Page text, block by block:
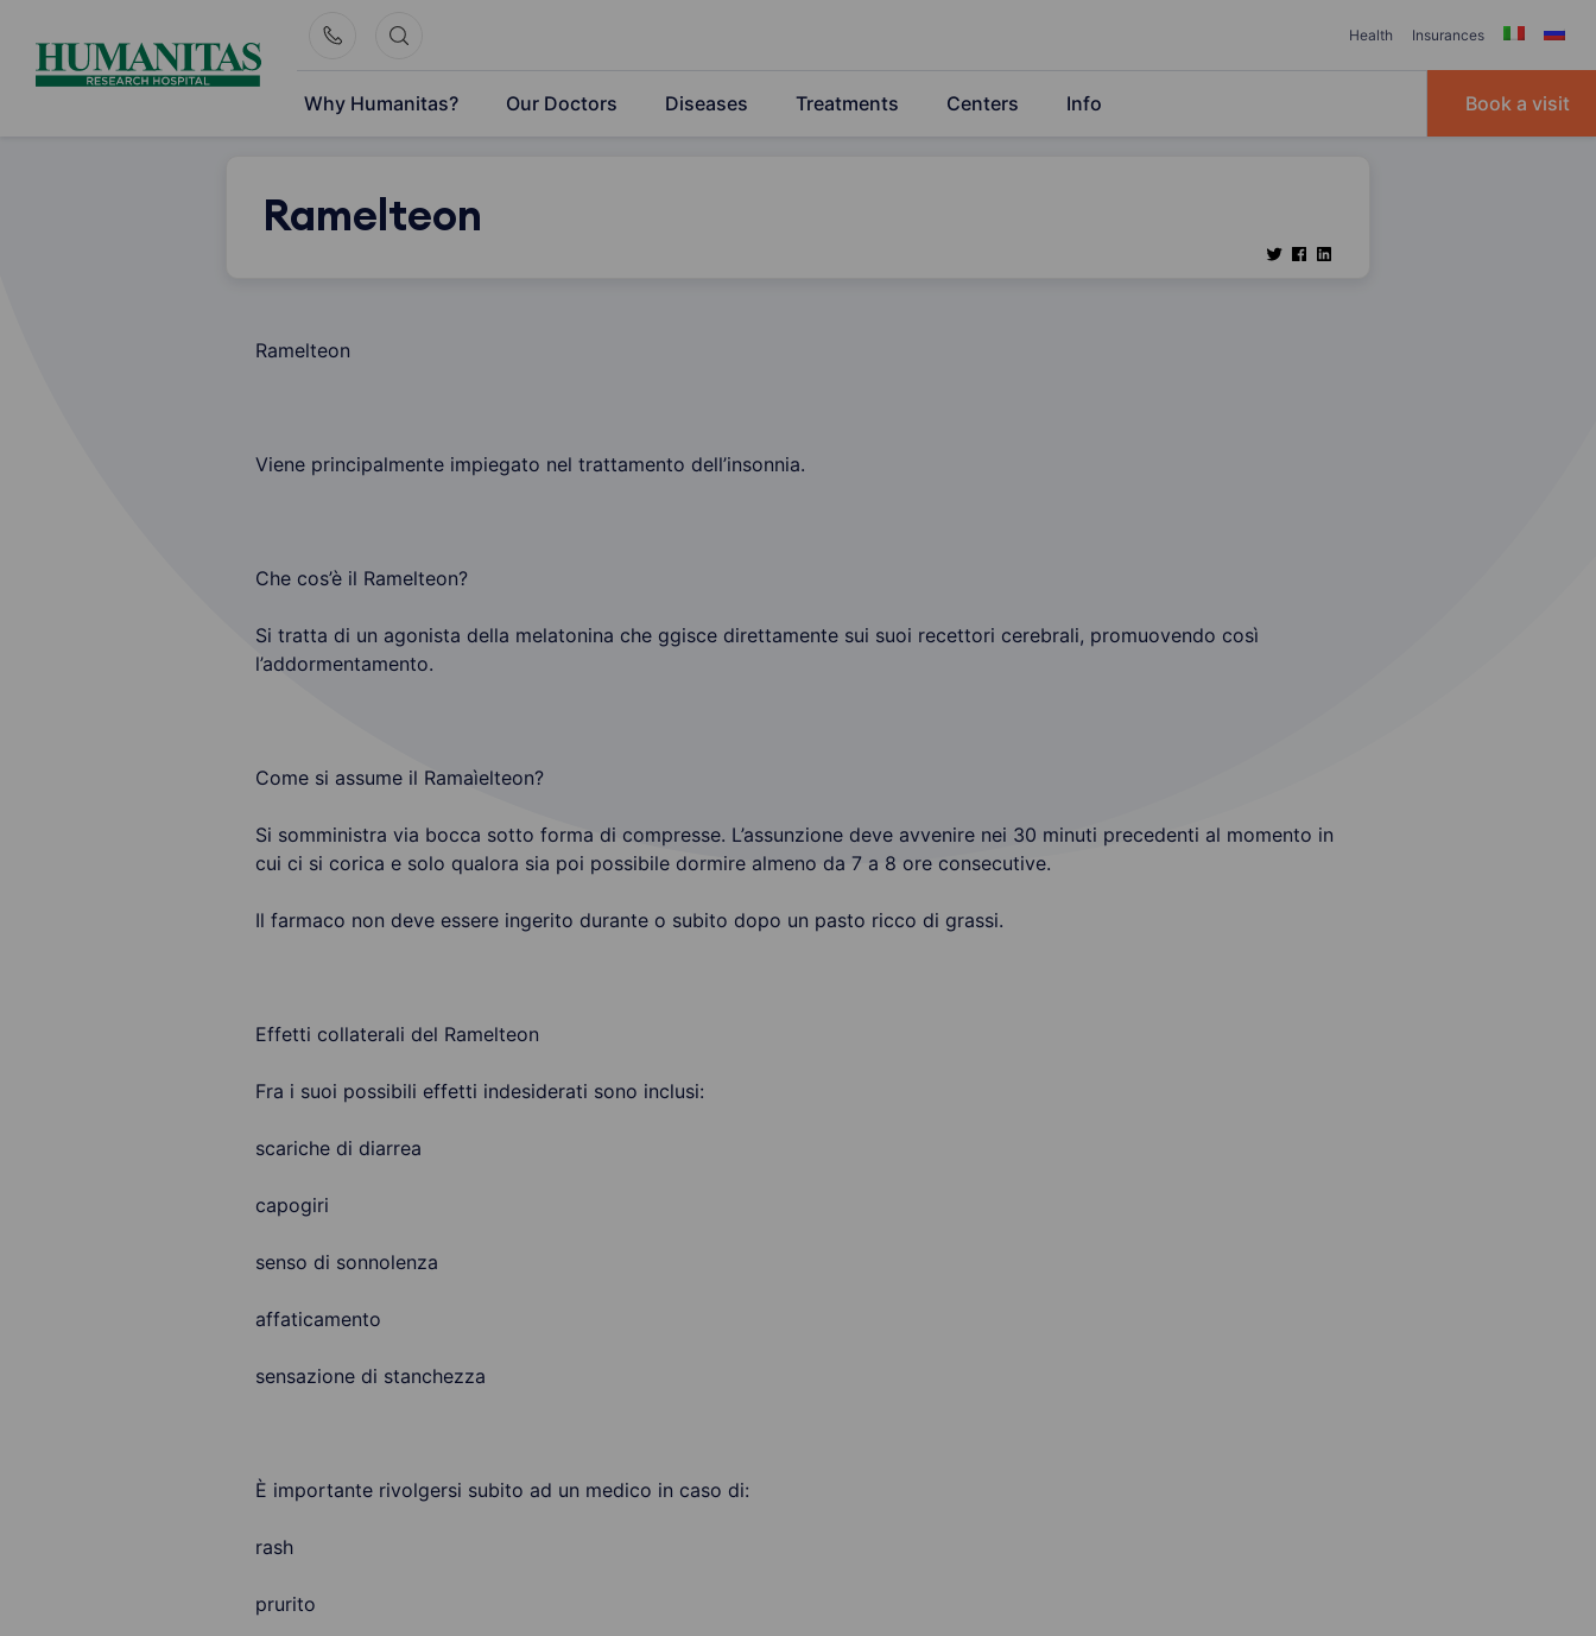
content
Health Insurances
Why Humanitas? Our Doctors Diseases Treatments Centers Info Book a visit
Ramelteon
Ramelteon
Viene principalmente impiegato nel trattamento dell’insonnia.
Che cos’è il Ramelteon?
Si tratta di un agonista della melatonina che ggisce direttamente sui suoi recettori cerebrali, promuovendo così
l’addormentamento.
Come si assume il Ramaìelteon?
Si somministra via bocca sotto forma di compresse. L’assunzione deve avvenire nei 30 minuti precedenti al momento in
cui ci si corica e solo qualora sia poi possibile dormire almeno da 7 a 8 ore consecutive.
Il farmaco non deve essere ingerito durante o subito dopo un pasto ricco di grassi.
Effetti collaterali del Ramelteon
Fra i suoi possibili effetti indesiderati sono inclusi:
scariche di diarrea
capogiri
senso di sonnolenza
affaticamento
sensazione di stanchezza
È importante rivolgersi subito ad un medico in caso di:
rash
prurito